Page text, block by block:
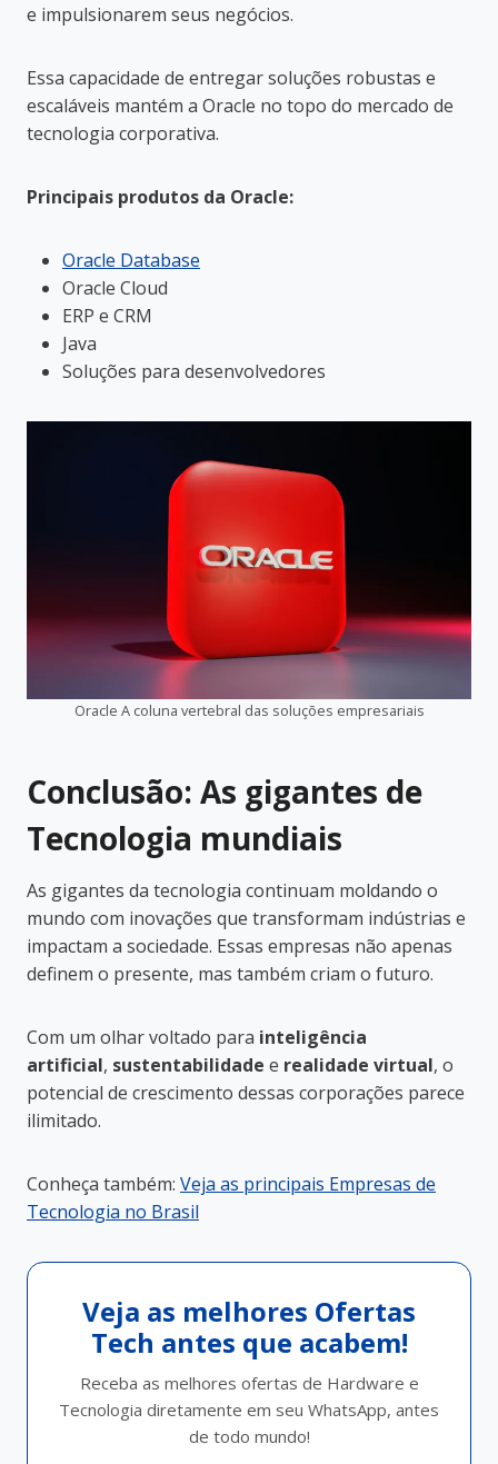
e impulsionarem seus negócios.
Essa capacidade de entregar soluções robustas e
escaláveis mantém a Oracle no topo do mercado de
tecnologia corporativa.
Principais produtos da Oracle:
Oracle Database
Oracle Cloud
ERP e CRM
Java
Soluções para desenvolvedores
Oracle A coluna vertebral das soluções empresariais
Conclusão: As gigantes de
Tecnologia mundiais
As gigantes da tecnologia continuam moldando o
mundo com inovações que transformam indústrias e
impactam a sociedade. Essas empresas não apenas
definem o presente, mas também criam o futuro.
Com um olhar voltado para inteligência
artificial, sustentabilidade e realidade virtual, o
potencial de crescimento dessas corporações parece
ilimitado.
Conheça também: Veja as principais Empresas de
Tecnologia no Brasil
Veja as melhores Ofertas
Tech antes que acabem!
Receba as melhores ofertas de Hardware e
Tecnologia diretamente em seu WhatsApp, antes
de todo mundo!